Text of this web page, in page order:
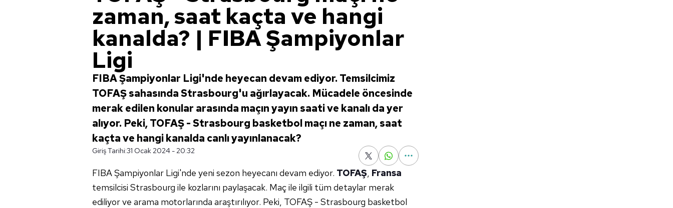
zaman, saat kaçta ve hangi
kanalda? | FIBA Şampiyonlar
Ligi
FIBA Şampiyonlar Ligi'nde heyecan devam ediyor. Temsilcimiz
TOFAŞ sahasında Strasbourg'u ağırlayacak. Mücadele öncesinde
merak edilen konular arasında maçın yayın saati ve kanalı da yer
alıyor. Peki, TOFAŞ - Strasbourg basketbol maçı ne zaman, saat
kaçta ve hangi kanalda canlı yayınlanacak?
Giriş Tarihi:31 Ocak 2024 - 20:32
FIBA Şampiyonlar Ligi'nde yeni sezon heyecanı devam ediyor. TOFAŞ, Fransa
temsilcisi Strasbourg ile kozlarını paylaşacak. Maç ile ilgili tüm detaylar merak
ediliyor ve arama motorlarında araştırılıyor. Peki, TOFAŞ - Strasbourg basketbol